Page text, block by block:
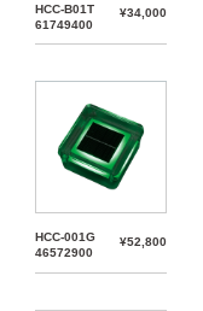
HCC-B01T
61749400
¥34,000
HCC-001G
46572900
¥52,800